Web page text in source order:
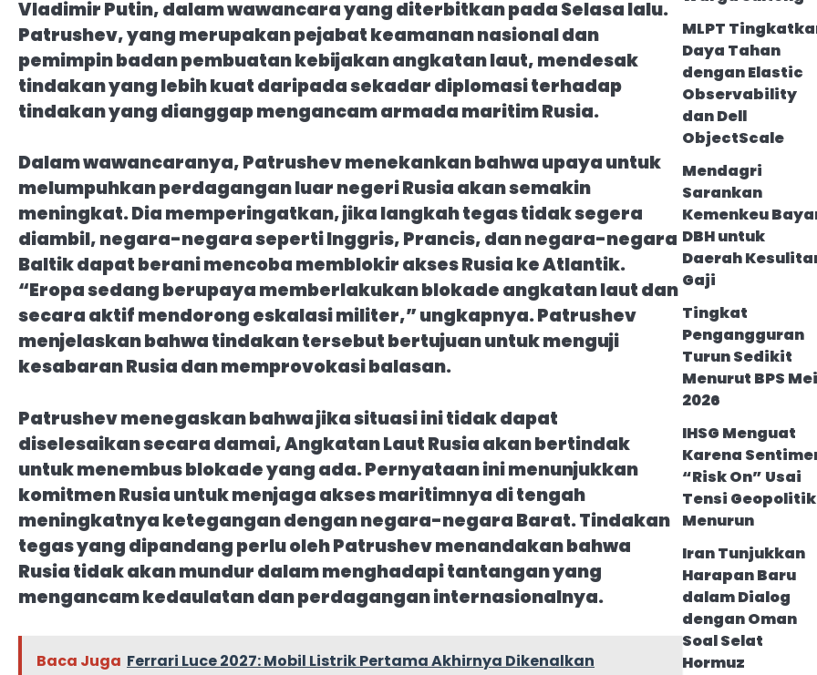
Vladimir Putin, dalam wawancara yang diterbitkan pada Selasa lalu.
Patrushev, yang merupakan pejabat keamanan nasional dan
pemimpin badan pembuatan kebijakan angkatan laut, mendesak
tindakan yang lebih kuat daripada sekadar diplomasi terhadap
tindakan yang dianggap mengancam armada maritim Rusia.
Dalam wawancaranya, Patrushev menekankan bahwa upaya untuk
melumpuhkan perdagangan luar negeri Rusia akan semakin
meningkat. Dia memperingatkan, jika langkah tegas tidak segera
diambil, negara-negara seperti Inggris, Prancis, dan negara-negara
Baltik dapat berani mencoba memblokir akses Rusia ke Atlantik.
“Eropa sedang berupaya memberlakukan blokade angkatan laut dan
secara aktif mendorong eskalasi militer,” ungkapnya. Patrushev
menjelaskan bahwa tindakan tersebut bertujuan untuk menguji
kesabaran Rusia dan memprovokasi balasan.
Patrushev menegaskan bahwa jika situasi ini tidak dapat
diselesaikan secara damai, Angkatan Laut Rusia akan bertindak
untuk menembus blokade yang ada. Pernyataan ini menunjukkan
komitmen Rusia untuk menjaga akses maritimnya di tengah
meningkatnya ketegangan dengan negara-negara Barat. Tindakan
tegas yang dipandang perlu oleh Patrushev menandakan bahwa
Rusia tidak akan mundur dalam menghadapi tantangan yang
mengancam kedaulatan dan perdagangan internasionalnya.
Baca Juga Ferrari Luce 2027: Mobil Listrik Pertama Akhirnya Dikenalkan
MLPT
Daya Tahan
dengan Elastic
Observability
dan Dell
ObjectScale
Mendagri
Sarankan
Kemenkeu
DBH untuk
Daerah
Gaji
Tingkat
Pengangguran
Turun Sedikit
Menurut BPS Mei
2026
IHSG Menguat
Karena
“Risk On” Usai
Tensi Geopolitik
Menurun
Iran Tunjukkan
Harapan Baru
dalam Dialog
dengan Oman
Soal Selat
Hormuz